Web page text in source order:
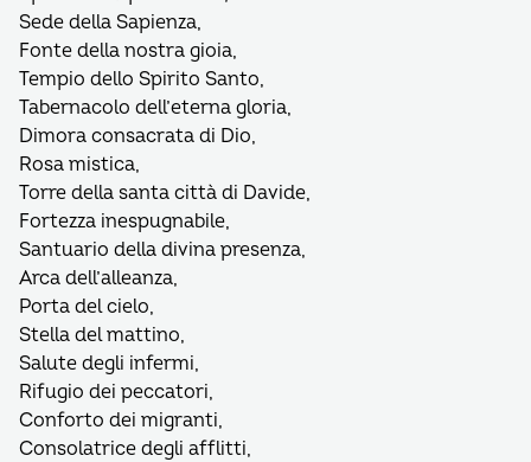
Sede della Sapienza,
Fonte della nostra gioia,
Tempio dello Spirito Santo,
Tabernacolo dell’eterna gloria,
Dimora consacrata di Dio,
Rosa mistica,
Torre della santa città di Davide,
Fortezza inespugnabile,
Santuario della divina presenza,
Arca dell’alleanza,
Porta del cielo,
Stella del mattino,
Salute degli infermi,
Rifugio dei peccatori,
Conforto dei migranti,
Consolatrice degli afflitti,